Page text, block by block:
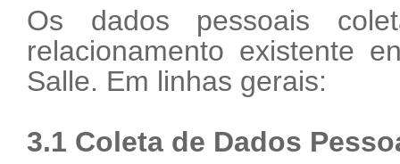
Os dados pessoais
relacionamento existente
Salle. Em linhas gerais:
3.1 Coleta de Dados